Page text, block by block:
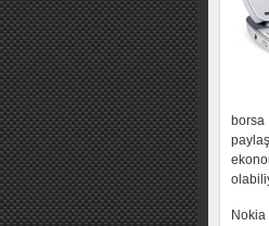
Nokia